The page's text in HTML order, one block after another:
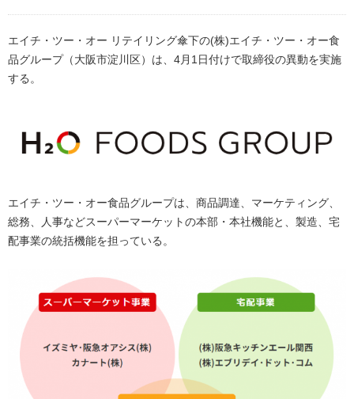
エイチ・ツー・オー リテイリング傘下の(株)エイチ・ツー・オー食
品グループ（大阪市淀川区）は、4月1日付けで取締役の異動を実施
する。
エイチ・ツー・オー食品グループは、商品調達、マーケティング、
総務、人事などスーパーマーケットの本部・本社機能と、製造、宅
配事業の統括機能を担っている。